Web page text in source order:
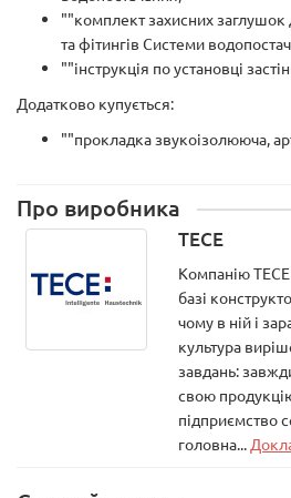
""комплект захисних
та фітингів Системи
""інструкція по установці
Додатково купується:
""прокладка звукоізолююча,
Про виробника
TECE
Компанію ТЕСЕ
базі
чому в ній і
культура
завдань:
свою
підприємство
головна...